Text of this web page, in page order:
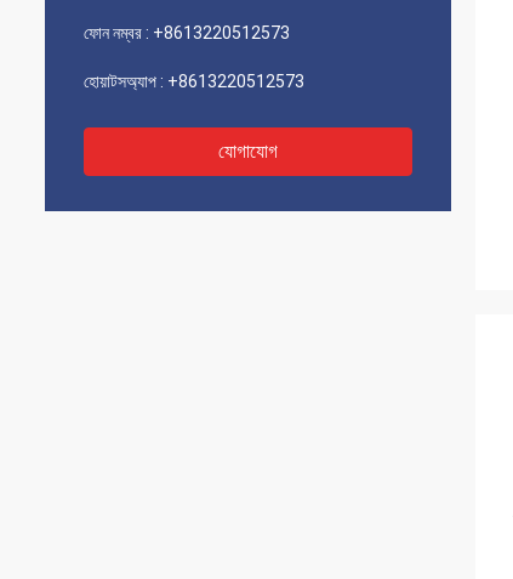
ফোন নম্বর : +8613220512573
হোয়াটসঅ্যাপ : +8613220512573
যোগাযোগ